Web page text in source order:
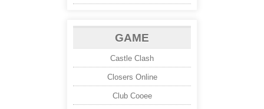
GAME
Castle Clash
Closers Online
Club Cooee